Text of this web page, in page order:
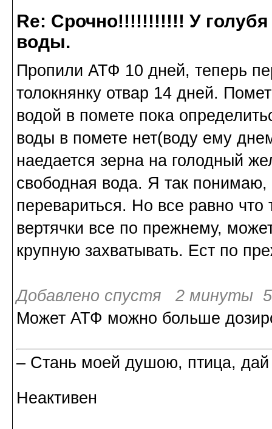
Re: Срочно!!!!!!!!!!! У
воды.
Пропили АТФ 10 дней, теперь
толокнянку отвар 14 дней.
водой в помете пока
воды в помете нет(воду ему
наедается зерна на голодный
свободная вода. Я так
перевариться. Но все равно
вертячки все по прежнему,
крупную захватывать. Ест по
Добавлено спустя 2 минуты 5
Может АТФ можно больше
– Стань моей душою, птица,
Неактивен